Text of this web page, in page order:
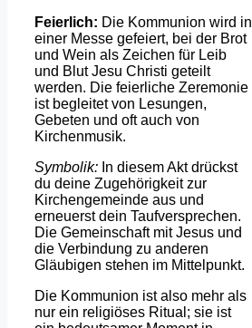
Feierlich: Die Kommunion wird in
einer Messe gefeiert, bei der Brot
und Wein als Zeichen für Leib
und Blut Jesu Christi geteilt
werden. Die feierliche Zeremonie
ist begleitet von Lesungen,
Gebeten und oft auch von
Kirchenmusik.
Symbolik: In diesem Akt drückst
du deine Zugehörigkeit zur
Kirchengemeinde aus und
erneuerst dein Taufversprechen.
Die Gemeinschaft mit Jesus und
die Verbindung zu anderen
Gläubigen stehen im Mittelpunkt.
Die Kommunion ist also mehr als
nur ein religiöses Ritual; sie ist